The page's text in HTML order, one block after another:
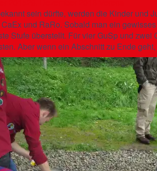
sein dürfte, werden die Kinder und
und RaRo. Sobald man ein
Stufe überstellt. Für vier GuSp und
Aber wenn ein Abschnitt zu Ende